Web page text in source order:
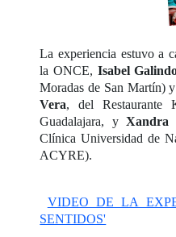
La experiencia estuvo a
la ONCE, Isabel
Moradas de San Martín)
Vera, del Restaurante
Guadalajara, y Xandra
Clínica Universidad de
ACYRE).
VIDEO DE LA
SENTIDOS'